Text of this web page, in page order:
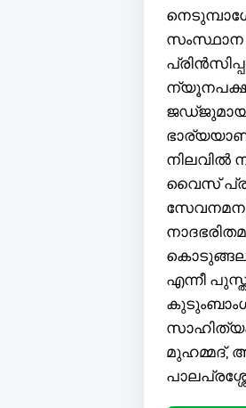
സംസ്ഥാന
ന്യൂനപക്ഷ
ജഡ്ജുമായ
നിലവിൽ
വൈസ്
എന്നീ
മുഹമ്മദ്,